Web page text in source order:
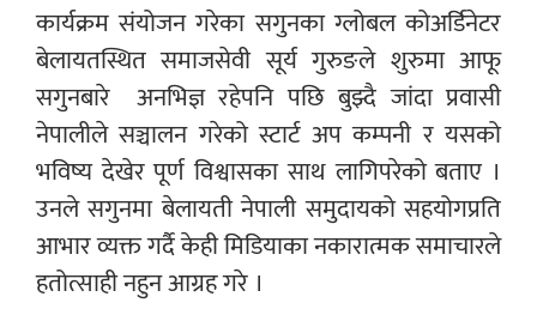
कार्यक्रम संयोजन गरेका सगुनका ग्लोबल कोअर्डिनेटर
बेलायतस्थित समाजसेवी सूर्य गुरुङले शुरुमा आफू
सगुनबारे
अनभिज्ञ रहेपनि पछि बुझ्दै जांदा प्रवासी
नेपालीले सञ्चालन गरेको स्टार्ट अप कम्पनी र यसको
भविष्य देखेर पूर्ण विश्वासका साथ लागिपरेको बताए ।
उनले सगुनमा बेलायती नेपाली समुदायको सहयोगप्रति
आभार व्यक्त गर्दै केही मिडियाका नकारात्मक समाचारले
हतोत्साही नहुन आग्रह गरे ।